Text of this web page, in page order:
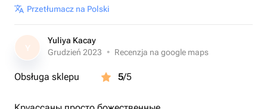
Przetłumacz na Polski
Y
Yuliya Kacay
Grudzień 2023
• Recenzja na google maps
Obsługa sklepu 5/5